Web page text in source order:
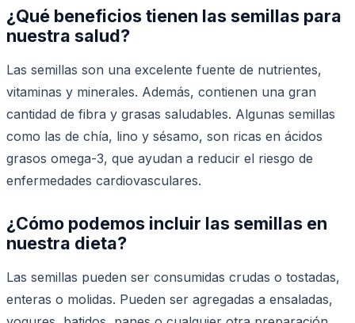
¿Qué beneficios tienen las semillas para
nuestra salud?
Las semillas son una excelente fuente de nutrientes,
vitaminas y minerales. Además, contienen una gran
cantidad de fibra y grasas saludables. Algunas semillas
como las de chía, lino y sésamo, son ricas en ácidos
grasos omega-3, que ayudan a reducir el riesgo de
enfermedades cardiovasculares.
¿Cómo podemos incluir las semillas en
nuestra dieta?
Las semillas pueden ser consumidas crudas o tostadas,
enteras o molidas. Pueden ser agregadas a ensaladas,